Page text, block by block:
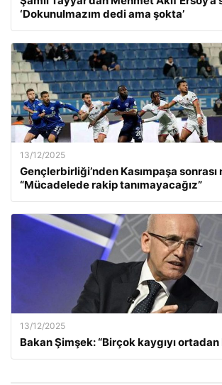
‘Dokunulmazım dedi ama şokta’
13/12/2025
Gençlerbirliği’nden Kasımpaşa sonrası
“Mücadelede rakip tanımayacağız”
13/12/2025
Bakan Şimşek: “Birçok kaygıyı ortadan